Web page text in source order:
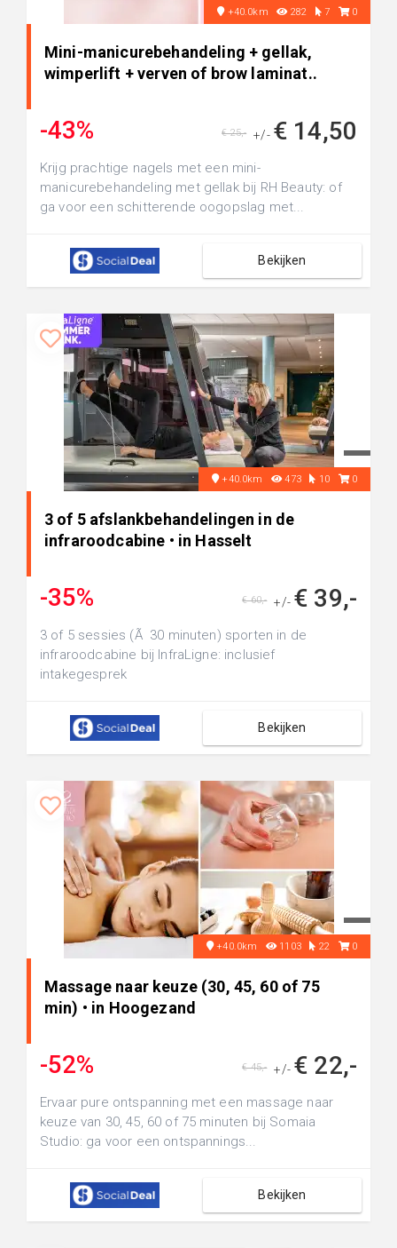
+40.0km 282 7 0
Mini-manicurebehandeling + gellak,
wimperlift + verven of brow laminat..
-43% +/- € 14,50
€ 25,-
Krijg prachtige nagels met een mini-
manicurebehandeling met gellak bij RH Beauty: of
ga voor een schitterende oogopslag met...
Bekijken
+40.0km 473 10 0
3 of 5 afslankbehandelingen in de
infraroodcabine • in Hasselt
-35% +/- € 39,-
€ 60,-
3 of 5 sessies (Ã 30 minuten) sporten in de
infraroodcabine bij InfraLigne: inclusief
intakegesprek
Bekijken
+40.0km 1103 22 0
Massage naar keuze (30, 45, 60 of 75
min) • in Hoogezand
-52% +/- € 22,-
€ 45,-
Ervaar pure ontspanning met een massage naar
keuze van 30, 45, 60 of 75 minuten bij Somaia
Studio: ga voor een ontspannings...
Bekijken